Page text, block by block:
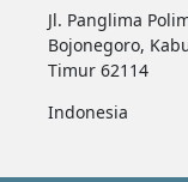
Jl. Panglima
Bojonegoro,
Timur 62114
Indonesia